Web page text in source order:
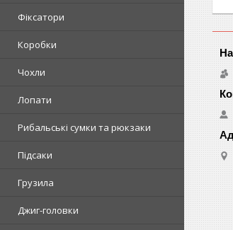
Фіксатори
Коробки
Чохли
Лопати
Рибальські сумки та рюкзаки
Підсаки
Грузила
Джиг-головки